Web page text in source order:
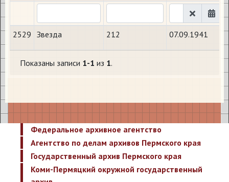
2529 Звезда 212 07.09.1941
Показаны записи 1-1 из 1.
Федеральное архивное агентство
Агентство по делам архивов Пермского края
Государственный архив Пермского края
Коми-Пермяцкий окружной государственный